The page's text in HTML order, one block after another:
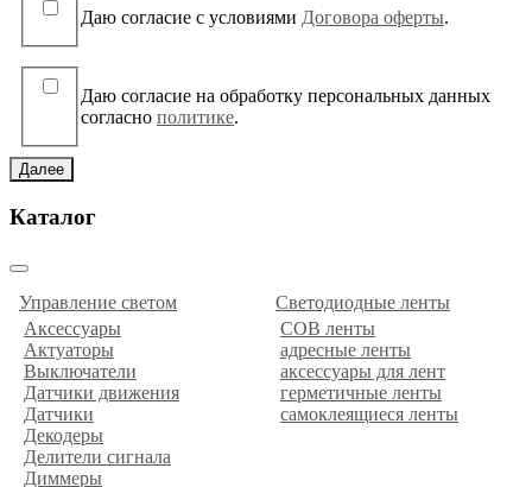
Даю согласие c условиями Договора оферты.
Даю согласие на обработку персональных данных
согласно политике.
Далее
Каталог
Управление светом
Аксессуары
Актуаторы
Выключатели
Датчики движения
Датчики
Декодеры
Делители сигнала
Диммеры
Светодиодные ленты
COB ленты
адресные ленты
аксессуары для лент
герметичные ленты
самоклеящиеся ленты